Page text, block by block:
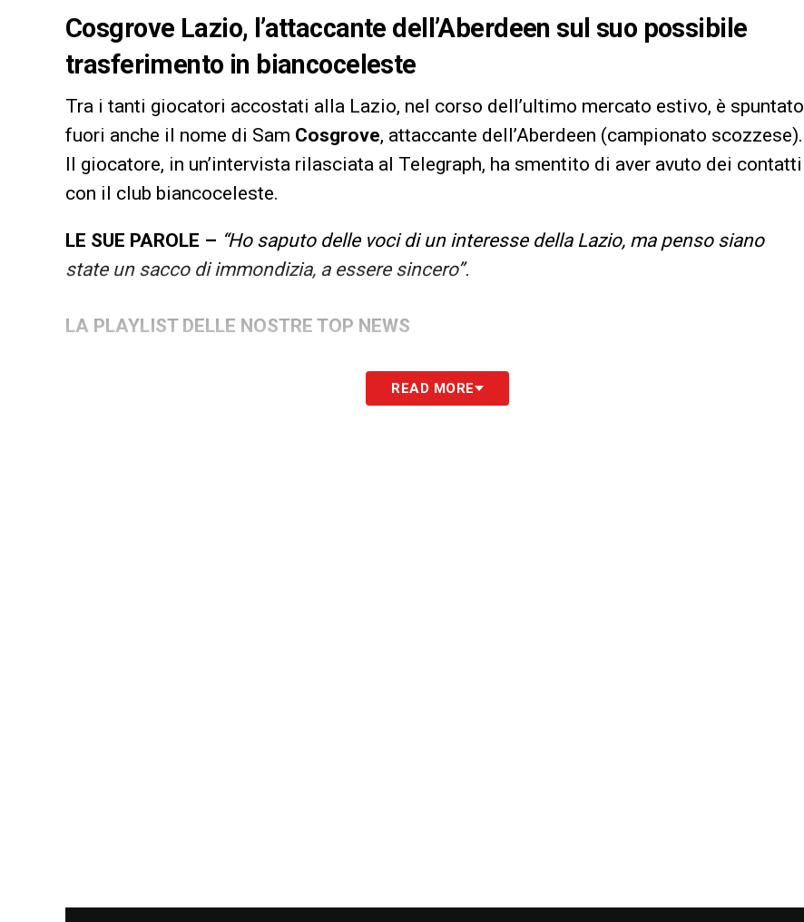
Cosgrove Lazio, l’attaccante dell’Aberdeen sul suo possibile
trasferimento in biancoceleste
Tra i tanti giocatori accostati alla Lazio, nel corso dell’ultimo mercato estivo, è spuntato
fuori anche il nome di Sam Cosgrove, attaccante dell’Aberdeen (campionato scozzese).
Il giocatore, in un’intervista rilasciata al Telegraph, ha smentito di aver avuto dei contatti
con il club biancoceleste.
LE SUE PAROLE – “Ho saputo delle voci di un interesse della Lazio, ma penso siano
state un sacco di immondizia, a essere sincero”.
LA PLAYLIST DELLE NOSTRE TOP NEWS
READ MORE